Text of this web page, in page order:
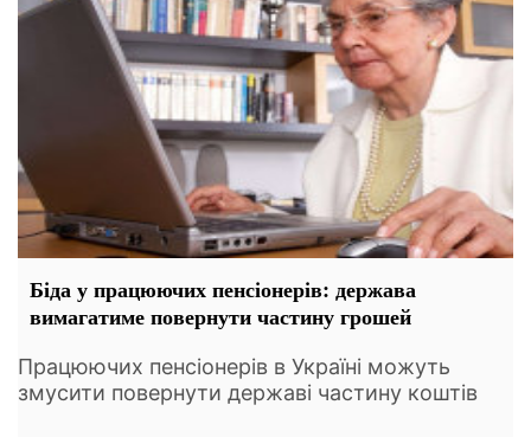
Біда у працюючих пенсіонерів: держава
вимагатиме повернути частину грошей
Працюючих пенсіонерів в Україні можуть
змусити повернути державі частину коштів